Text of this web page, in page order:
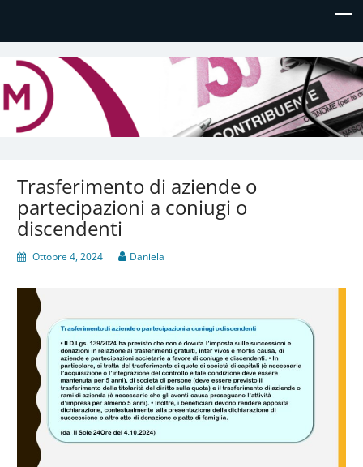
Daniela Manfè
Daniela Manfè Studio di consulenza amministrativa,
contabile, tributaria e fiscale
Trasferimento di aziende o
partecipazioni a coniugi o
discendenti
Ottobre 4, 2024 Daniela